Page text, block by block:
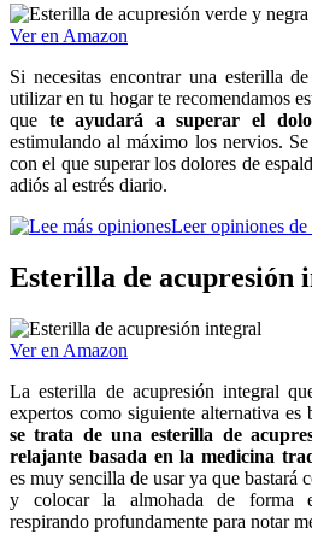
Ver en Amazon
Si necesitas encontrar una esterilla
utilizar en tu hogar te recomendamos
que te ayudará a superar el
estimulando al máximo los nervios.
con el que superar los dolores de
adiós al estrés diario.
Leer opiniones
Esterilla de acupresión
Ver en Amazon
La esterilla de acupresión integral
expertos como siguiente alternativa es
se trata de una esterilla de
relajante basada en la medicina
es muy sencilla de usar ya que bastará
y colocar la almohada de forma
respirando profundamente para notar